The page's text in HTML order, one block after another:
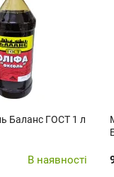
Баланс ГОСТ 1 л
В наявності